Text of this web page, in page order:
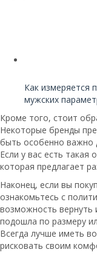
Как измеряется
мужских
Кроме того, стоит
Некоторые бренды
быть особенно важно
Если у вас есть
которая предлагает
Наконец, если вы
ознакомьтесь с
возможность вернуть
подошла по размеру
Всегда лучше иметь
рисковать своим